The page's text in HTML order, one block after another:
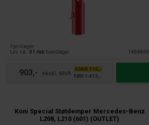
Fjernlager
Lev. ca.: 01-feb hverdager 1484869
903,-
SPAR 510,-
FØR 1.413,-
Koni Special Støtdemper Mercedes-Benz
L208, L210 (601) (OUTLET)